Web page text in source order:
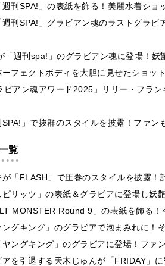
刊SPA!」の表紙を飾る！美麗水着ショ
刊SPA!」グラビアン魂のラストグラビ
「週刊spa!」のグラビアン魂に登場！妖
フェクトボディを大胆に見せたショッ
ビアン魂アワード2025」リリー・フラ
SPA!」で抜群のスタイルを披露！ファ
覧
「FLASH」で圧巻のスタイルを披露！
リッツ」の表紙＆グラビアに登場し妖
MONSTER Round 9」の表紙を飾る！
グキング」のグラビアで泡まみれに！
ングキング」のグラビアに登場！ファ
アを引退する天木じゅんが「FRIDAY」